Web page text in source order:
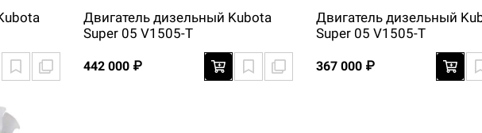
Двигатель дизельный Kubota
Super 05 V1505-T
442 000 ₽
Двигатель дизельный
Super 05 V1505-T
367 000 ₽